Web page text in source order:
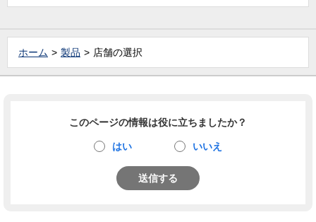
ホーム 製品 店舗の選択
このページの情報は役に立ちましたか？
はい いいえ
送信する